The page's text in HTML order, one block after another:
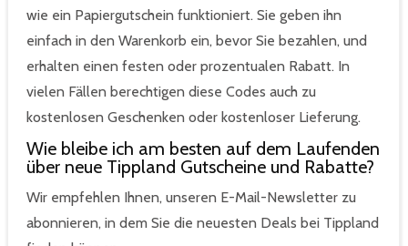
wie ein Papiergutschein funktioniert. Sie geben ihn
einfach in den Warenkorb ein, bevor Sie bezahlen, und
erhalten einen festen oder prozentualen Rabatt. In
vielen Fällen berechtigen diese Codes auch zu
kostenlosen Geschenken oder kostenloser Lieferung.
Wie bleibe ich am besten auf dem Laufenden
über neue Tippland Gutscheine und Rabatte?
Wir empfehlen Ihnen, unseren E-Mail-Newsletter zu
abonnieren, in dem Sie die neuesten Deals bei Tippland